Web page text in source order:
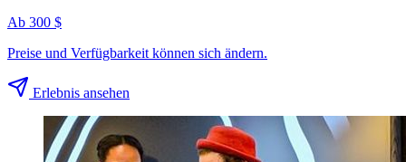
Ab 300 $
Preise und Verfügbarkeit können sich ändern.
Erlebnis ansehen